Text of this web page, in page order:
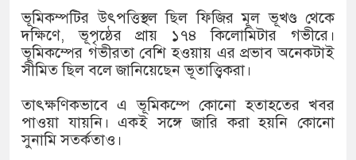
খিলক্ষেত থানা বিএনপির যুগ্ম
দেশের ৬ অঞ্চলে ঝড়ের আভাস
প্রেমের সম্পর্ক ছিন্ন না করায়
ভূমিকম্পটির উৎপত্তিস্থল ছিল ফিজির মূল ভূখণ্ড থেকে
দক্ষিণে, ভূপৃষ্ঠের প্রায় ১৭৪ কিলোমিটার গভীরে।
ভূমিকম্পের গভীরতা বেশি হওয়ায় এর প্রভাব অনেকটাই
সীমিত ছিল বলে জানিয়েছেন ভূতাত্ত্বিকরা।
তাৎক্ষণিকভাবে এ ভূমিকম্পে কোনো হতাহতের খবর
পাওয়া যায়নি। একই সঙ্গে জারি করা হয়নি কোনো
সুনামি সতর্কতাও।